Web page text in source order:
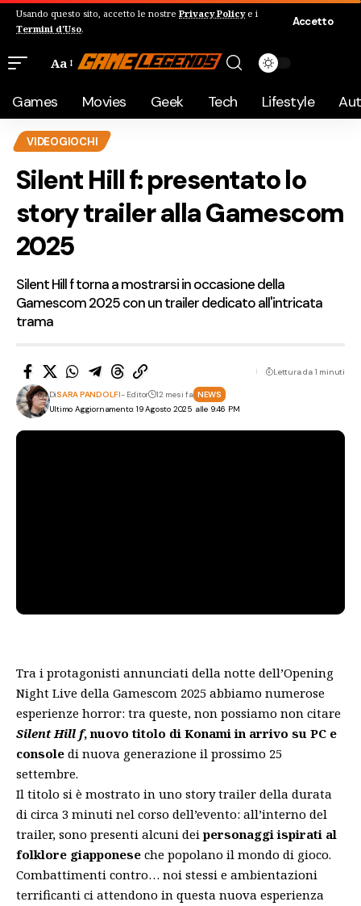
Usando questo sito, accetto le nostre Privacy Policye i
Termini d'Uso.
Accetto
Aa
Games Movies Geek Tech Lifestyle
VIDEOGIOCHI
Silent Hill f: presentato lo
story trailer alla Gamescom
2025
Silent Hill f torna a mostrarsi in occasione della
Gamescom 2025 con un trailer dedicato all'intricata
trama
Ultimo Aggiornamento: 19 Agosto 2025 alle 9:46 PM
DiSARA PANDOLFI- Editor 12 mesi fa NEWS
Lettura da 1 minuti
Tra i protagonisti annunciati della notte dell’Opening
Night Live della Gamescom 2025 abbiamo numerose
esperienze horror: tra queste, non possiamo non citare
Silent Hill f, nuovo titolo di Konami in arrivo su PC e
console di nuova generazione il prossimo 25
settembre.
Il titolo si è mostrato in uno story trailer della durata
di circa 3 minuti nel corso dell’evento: all’interno del
trailer, sono presenti alcuni deipersonaggi ispirati al
folklore giapponese che popolano il mondo di gioco.
Combattimenti contro… noi stessi e ambientazioni
terrificanti ci attendono in questa nuova esperienza